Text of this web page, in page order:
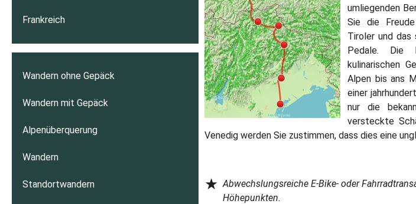
umliegenden
Sie die
Tiroler und
Pedale. Die
kulinarischen
Alpen bis ans
einer
nur die
versteckte
Venedig werden Sie zustimmen, dass dies eine
★ Abwechslungsreiche E-Bike- oder
Höhepunkten.
Frankreich
Wandern ohne Gepäck
Wandern mit Gepäck
Alpenüberquerung
Wandern
Standortwandern